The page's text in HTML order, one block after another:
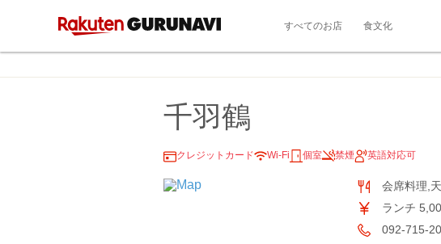
すべてのお店 食文化
千羽鶴
クレジットカード Wi-Fi 個室 禁煙 英語対応可
会席料理,
ランチ
092-715-